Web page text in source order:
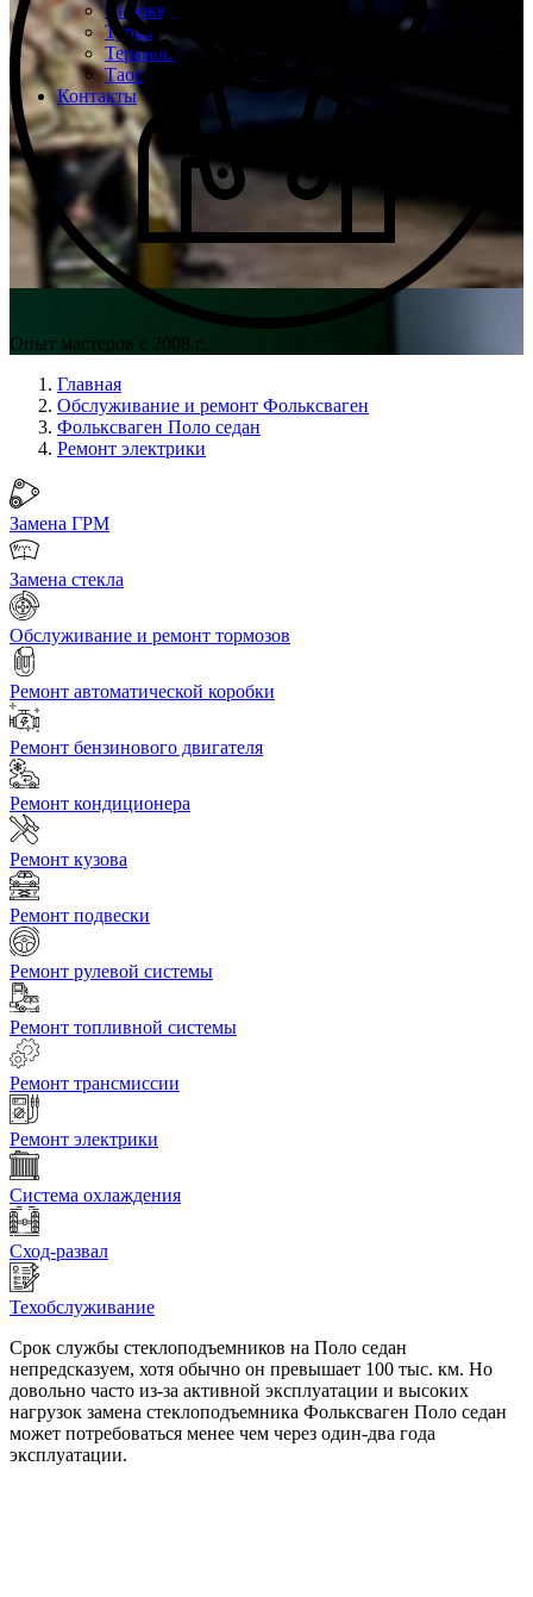
Сирокко
Туран
Терамонт
Таос
Контакты
Опыт мастеров с 2008 г.
Главная
Обслуживание и ремонт Фольксваген
Фольксваген Поло седан
Ремонт электрики
Замена ГРМ
Замена стекла
Обслуживание и ремонт тормозов
Ремонт автоматической коробки
Ремонт бензинового двигателя
Ремонт кондиционера
Ремонт кузова
Ремонт подвески
Ремонт рулевой системы
Ремонт топливной системы
Ремонт трансмиссии
Ремонт электрики
Система охлаждения
Сход-развал
Техобслуживание
Срок службы стеклоподъемников на Поло седан
непредсказуем, хотя обычно он превышает 100 тыс. км. Но
довольно часто из-за активной эксплуатации и высоких
нагрузок замена стеклоподъемника Фольксваген Поло седан
может потребоваться менее чем через один-два года
эксплуатации.